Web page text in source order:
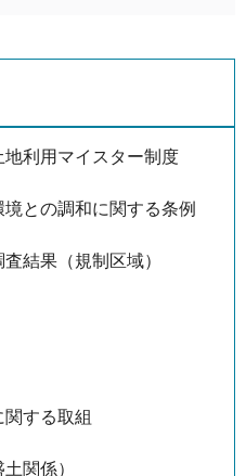
利用マイスター制度
との調和に関する条例
結果（規制区域）
する取組
関係）